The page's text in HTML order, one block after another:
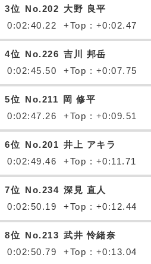
3位 No.202 大野 良平
0:02:40.22
+Top : +0:02.47
4位 No.226 吉川 邦岳
0:02:45.50
+Top : +0:07.75
5位 No.211
岡 修平
0:02:47.26
+Top : +0:09.51
6位 No.201 井上 アキラ
0:02:49.46
+Top : +0:11.71
7位 No.234 深見 直人
0:02:50.19
+Top : +0:12.44
8位 No.213 武井 怜緒奈
0:02:50.79
+Top : +0:13.04